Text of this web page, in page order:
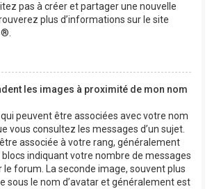
pas à créer et partager une nouvelle
plus d’informations sur le site
®.
les images à proximité de mon nom
qui peuvent être associées avec votre nom
vous consultez les messages d’un sujet.
être associée à votre rang, généralement
indiquant votre nombre de messages
forum. La seconde image, souvent plus
sous le nom d’avatar et généralement est